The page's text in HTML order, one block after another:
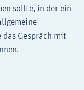
sollte, in der ein
Gespräch mit